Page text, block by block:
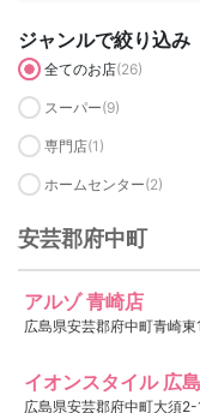
ジャンルで絞り込み
全てのお店(26)
スーパー(9)
専門店(1)
ホームセンター(2)
安芸郡府中町
アルゾ 青崎店
広島県安芸郡府中町青崎東
イオンスタイル 広
広島県安芸郡府中町大須2-